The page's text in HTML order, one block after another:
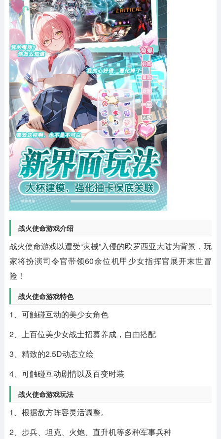
战火使命游戏介绍
战火使命游戏以遭受“灾械”入侵的欧罗西亚大陆为背景，玩
家将扮演司令官带领60余位机甲少女指挥官展开末世冒
险！
战火使命游戏特色
1、可触碰互动的美少女角色
2、上百位美少女战士招募养成，自由搭配
3、精致的2.5D动态立绘
4、可触碰互动剧情以及百变时装
战火使命游戏玩法
1、根据敌方阵容灵活调整。
2、步兵、坦克、火炮、直升机等多种军事兵种